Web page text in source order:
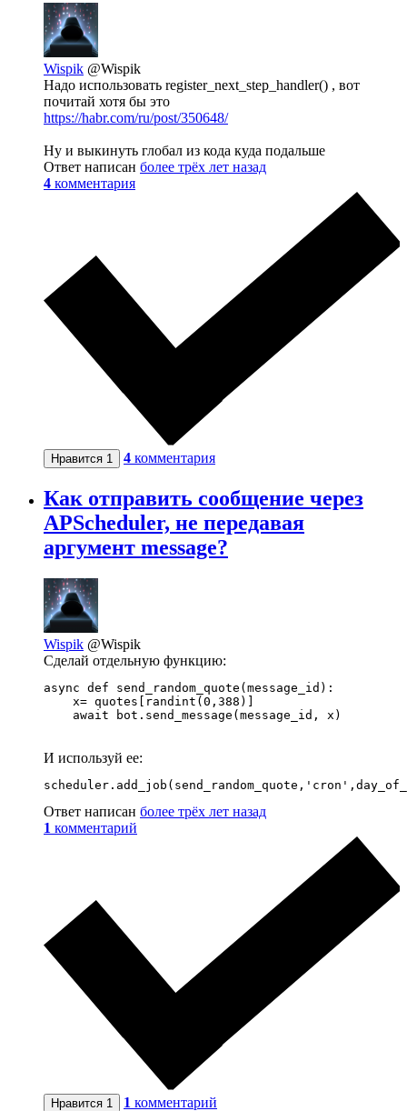
Wispik @Wispik
Надо использовать register_next_step_handler() , вот
почитай хотя бы это
https://habr.com/ru/post/350648/
Ну и выкинуть глобал из кода куда подальше
Ответ написан более трёх лет назад
4 комментария
Нравится 1 4 комментария
Как отправить сообщение через
APScheduler, не передавая
аргумент message?
Wispik @Wispik
Сделай отдельную функцию:
async def send_random_quote(message_id):
    x= quotes[randint(0,388)]
    await bot.send_message(message_id, x)
И используй ее:
Ответ написан более трёх лет назад
1 комментарий
Нравится 1 1 комментарий